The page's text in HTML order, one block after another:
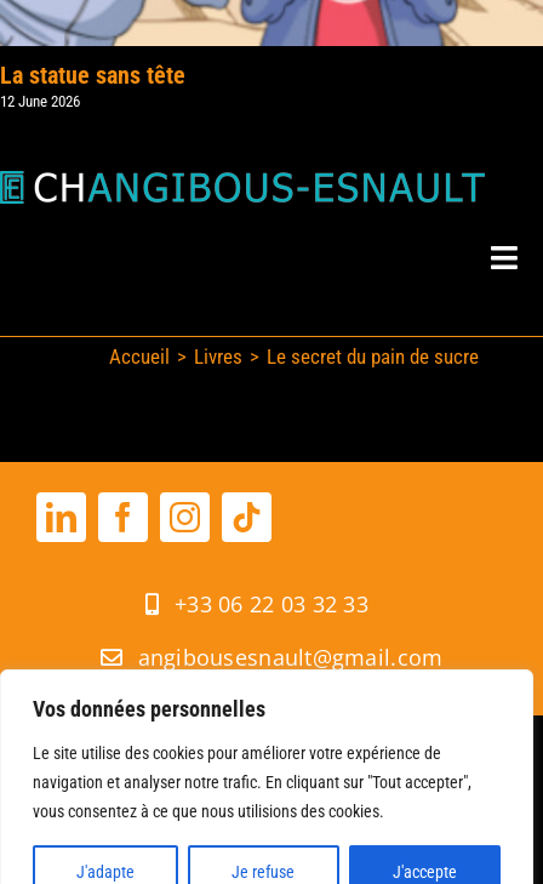
Vos données personnelles
Le site utilise des cookies pour améliorer votre expérience de
navigation et analyser notre trafic. En cliquant sur "Tout accepter",
vous consentez à ce que nous utilisions des cookies.
J'adapte Je refuse J'accepte
La statue sans tête
12 June 2026
Mes Livres
Ma Bio
Revue de presse
Contact
Search
Accueil Livres Le secret du pain de sucre
+33 06 22 03 32 33
angibousesnault@gmail.com
Romancière | Reproduction Interdite |Mentions légales & Données
personnelles